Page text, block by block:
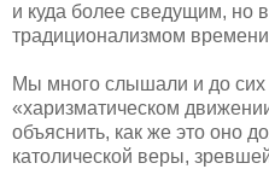
и куда более сведущим, но
традиционализмом
Мы много слышали и до
«харизматическом
объяснить, как же это оно
католической веры,